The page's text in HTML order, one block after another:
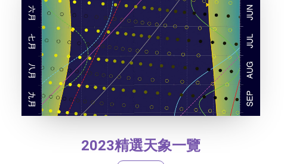
2023精選天象一覽